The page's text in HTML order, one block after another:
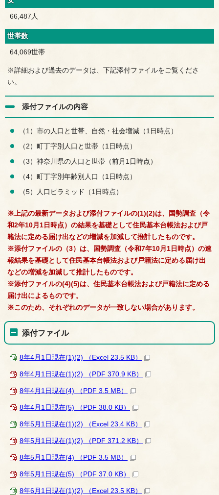
66,487人
世帯数
64,069世帯
※詳細および過去のデータは、下記添付ファイルをご覧くださ
い。
添付ファイルの内容
（1）市の人口と世帯、自然・社会増減（1日時点）
（2）町丁字別人口と世帯（1日時点）
（3）神奈川県の人口と世帯（前月1日時点）
（4）町丁字別年齢別人口（1日時点）
（5）人口ピラミッド（1日時点）
※上記の最新データおよび添付ファイルの(1)(2)は、国勢調査（令
和2年10月1日時点）の結果を基礎として住民基本台帳法および戸
籍法に定める届け出などの増減を加減して推計したものです。
※添付ファイルの（3）は、国勢調査（令和7年10月1日時点）の速
報結果を基礎として住民基本台帳法および戸籍法に定める届け出
などの増減を加減して推計したものです。
※添付ファイルの(4)(5)は、住民基本台帳法および戸籍法に定める
届け出によるものです。
※このため、それぞれのデータが一致しない場合があります。
添付ファイル
8年4月1日現在(1)(2) （Excel 23.5 KB）
8年4月1日現在(1)(2) （PDF 370.9 KB）
8年4月1日現在(4) （PDF 3.5 MB）
8年4月1日現在(5) （PDF 38.0 KB）
8年5月1日現在(1)(2) （Excel 23.4 KB）
8年5月1日現在(1)(2) （PDF 371.2 KB）
8年5月1日現在(4) （PDF 3.5 MB）
8年5月1日現在(5) （PDF 37.0 KB）
8年6月1日現在(1)(2) （Excel 23.5 KB）